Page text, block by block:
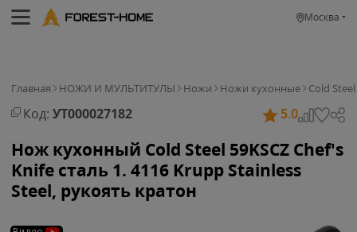
Москва
Главная НОЖИ И МУЛЬТИТУЛЫ Ножи Ножи кухонные Cold Steel
Код: УТ000027182 5.0
Нож кухонный Cold Steel 59KSCZ Chef's
Knife cталь 1. 4116 Krupp Stainless
Steel, рукоять кратон